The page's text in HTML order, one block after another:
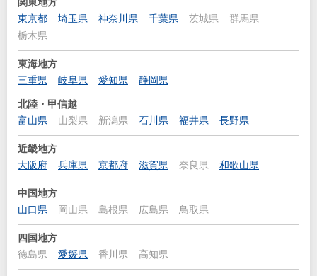
関東地方
東京都
埼玉県 神奈川県 千葉県 茨城県
群馬県
栃木県
東海地方
三重県
岐阜県 愛知県 静岡県
北陸・甲信越
富山県
山梨県 新潟県 石川県 福井県 長野県
近畿地方
大阪府
兵庫県 京都府 滋賀県 奈良県 和歌山県
中国地方
山口県
岡山県 島根県 広島県 鳥取県
四国地方
徳島県
愛媛県 香川県 高知県